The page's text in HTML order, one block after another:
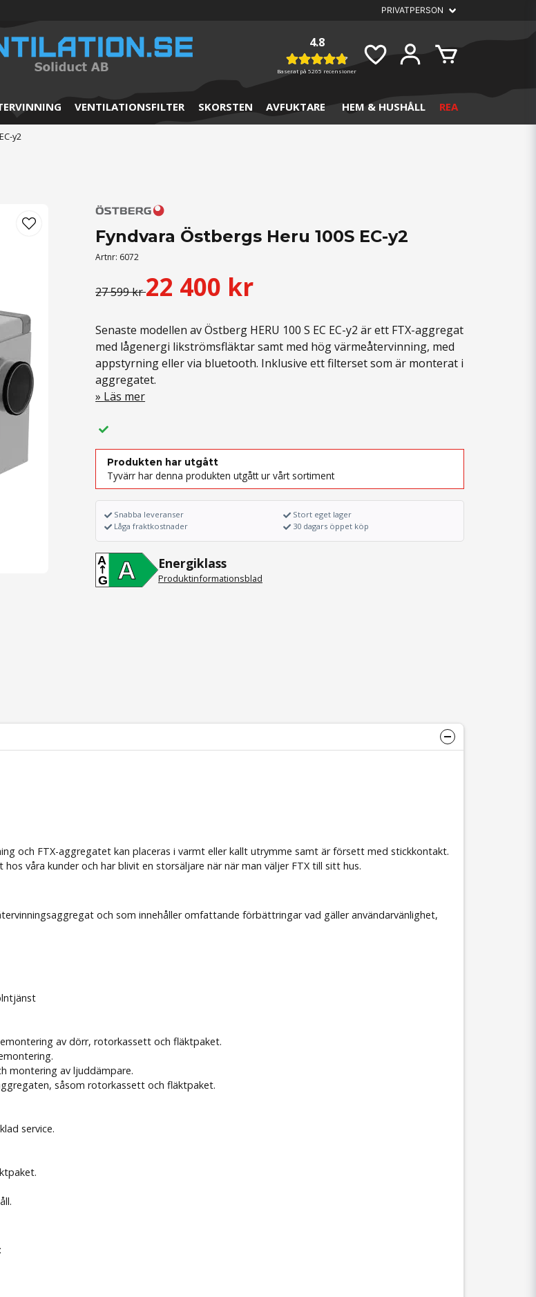
4.8
Baserat på 5265 recensioner
VENTILATIONSFILTER SKORSTEN AVFUKTARE HEM & HUSHÅLL REA
y2
Fyndvara Östbergs Heru 100S EC-y2
Artnr: 6072
27 599 kr22 400 kr
Senaste modellen av Östberg HERU 100 S EC EC-y2 är ett FTX-aggregat
med lågenergi likströmsfläktar samt med hög värmeåtervinning, med
appstyrning eller via bluetooth. Inklusive ett filterset som är monterat i
aggregatet.
Läs mer
Produkten har utgått
Tyvärr har denna produkten utgått ur vårt sortiment
Snabba leveranser
Låga fraktkostnader
Stort eget lager
30 dagars öppet köp
A
A
G
Energiklass
Produktinformationsblad
och FTX-aggregatet kan placeras i varmt eller kallt utrymme samt är försett med stickkontakt.
våra kunder och har blivit en storsäljare när när man väljer FTX till sitt hus.
och som innehåller omfattande förbättringar vad gäller användarvänlighet,
av dörr, rotorkassett och fläktpaket.
montering av ljuddämpare.
såsom rotorkassett och fläktpaket.
service.